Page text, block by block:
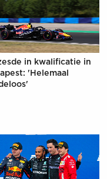
in kwalificatie in
'Helemaal